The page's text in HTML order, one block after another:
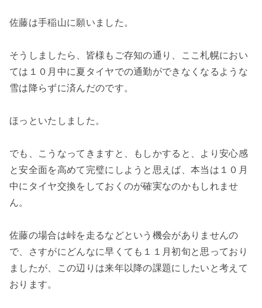
佐藤は手稲山に願いました。
そうしましたら、皆様もご存知の通り、ここ札幌におい
ては１０月中に夏タイヤでの通勤ができなくなるような
雪は降らずに済んだのです。
ほっといたしました。
でも、こうなってきますと、もしかすると、より安心感
と安全面を高めて完璧にしようと思えば、本当は１０月
中にタイヤ交換をしておくのが確実なのかもしれませ
ん。
佐藤の場合は峠を走るなどという機会がありませんの
で、さすがにどんなに早くても１１月初旬と思っており
ましたが、この辺りは来年以降の課題にしたいと考えて
おります。